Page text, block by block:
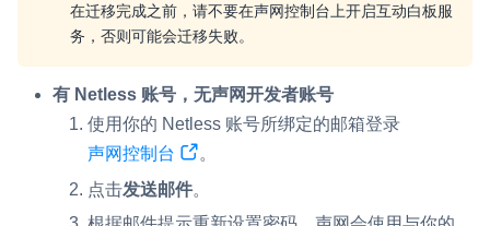
Status Page
集中展示声网主要产品及服务的综合服务质量及可用性信息
内容审核
对实时音频和视频画面进行风险识别，并联动回调和业务处置流
云市场
在迁移完成之前，请不要在声网控制台上开启互动白板服
务，否则可能会迁移失败。
有 Netless 账号，无声网开发者账号
使用你的 Netless 账号所绑定的邮箱登录
声网控制台
。
点击发送邮件。